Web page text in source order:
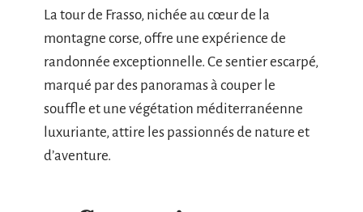
La tour de Frasso, nichée au cœur de la
montagne corse, offre une expérience de
randonnée exceptionnelle. Ce sentier escarpé,
marqué par des panoramas à couper le
souffle et une végétation méditerranéenne
luxuriante, attire les passionnés de nature et
d’aventure.